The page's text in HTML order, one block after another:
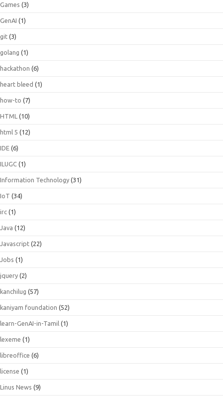
Games (3)
GenAI (1)
git (3)
golang (1)
hackathon (6)
heart bleed (1)
how-to (7)
HTML (10)
html 5 (12)
IDE (6)
ILUGC (1)
Information Technology (31)
IoT (34)
irc (1)
Java (12)
Javascript (22)
Jobs (1)
jquery (2)
kanchilug (57)
kaniyam foundation (52)
learn-GenAI-in-Tamil (1)
lexeme (1)
libreoffice (6)
license (1)
Linus News (9)